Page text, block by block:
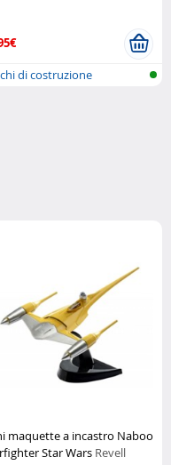
di costruzione
maquette a incastro Naboo
Star Wars Revell